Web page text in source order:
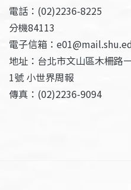
電話：(02)2236-8225
分機84113
電子信箱：
地址：台北市文山區木柵路
1號 小世界周報
傳真：(02)2236-9094